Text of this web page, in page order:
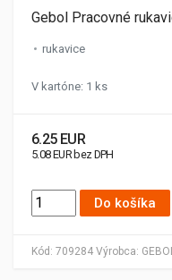
Kód: 709284 Výrobca:
Gebol Pracovné
rukavice
V kartóne: 1 ks
6.25 EUR
5.08 EUR bez DPH
Do košíka